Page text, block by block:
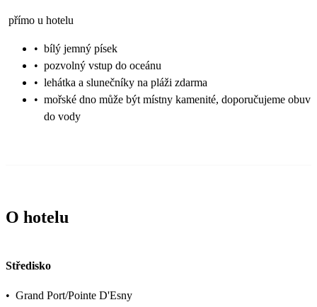
přímo u hotelu
• bílý jemný písek
• pozvolný vstup do oceánu
• lehátka a slunečníky na pláži zdarma
• mořské dno může být místny kamenité, doporučujeme obuv
do vody
O hotelu
Středisko
• Grand Port/Pointe D'Esny